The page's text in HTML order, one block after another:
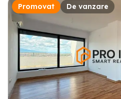
Promovat De vanzare